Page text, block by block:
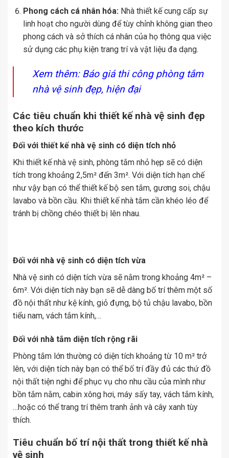
Phong cách cá nhân hóa: Nhà thiết kế cung cấp sự
linh hoạt cho người dùng để tùy chỉnh không gian theo
phong cách và sở thích cá nhân của họ thông qua việc
sử dụng các phụ kiện trang trí và vật liệu đa dạng.
Xem thêm: Báo giá thi công phòng tắm
nhà vệ sinh đẹp, hiện đại
Các tiêu chuẩn khi thiết kế nhà vệ sinh đẹp
theo kích thước
Đối với thiết kế nhà vệ sinh có diện tích nhỏ
Khi thiết kế nhà vệ sinh, phòng tắm nhỏ hẹp sẽ có diện
tích trong khoảng 2,5m² đến 3m². Với diện tích hạn chế
như vậy bạn có thể thiết kế bộ sen tắm, gương soi, chậu
lavabo và bồn cầu. Khi thiết kế nhà tắm cần khéo léo để
tránh bị chồng chéo thiết bị lên nhau.
Đối với nhà vệ sinh có diện tích vừa
Nhà vệ sinh có diện tích vừa sẽ nằm trong khoảng 4m² –
6m². Với diện tích này bạn sẽ dễ dàng bố trí thêm một số
đồ nội thất như kệ kính, giỏ đựng, bộ tủ chậu lavabo, bồn
tiểu nam, vách tắm kính,…
Đối với nhà tắm diện tích rộng rãi
Phòng tắm lớn thường có diện tích khoảng từ 10 m² trở
lên, với diện tích này bạn có thể bố trí đầy đủ các thứ đồ
nội thất tiện nghi để phục vụ cho nhu cầu của mình như
bồn tắm nằm, cabin xông hơi, máy sấy tay, vách tắm kính,
…hoặc có thể trang trí thêm tranh ảnh và cây xanh tùy
thích.
Tiêu chuẩn bố trí nội thất trong thiết kế nhà
vệ sinh